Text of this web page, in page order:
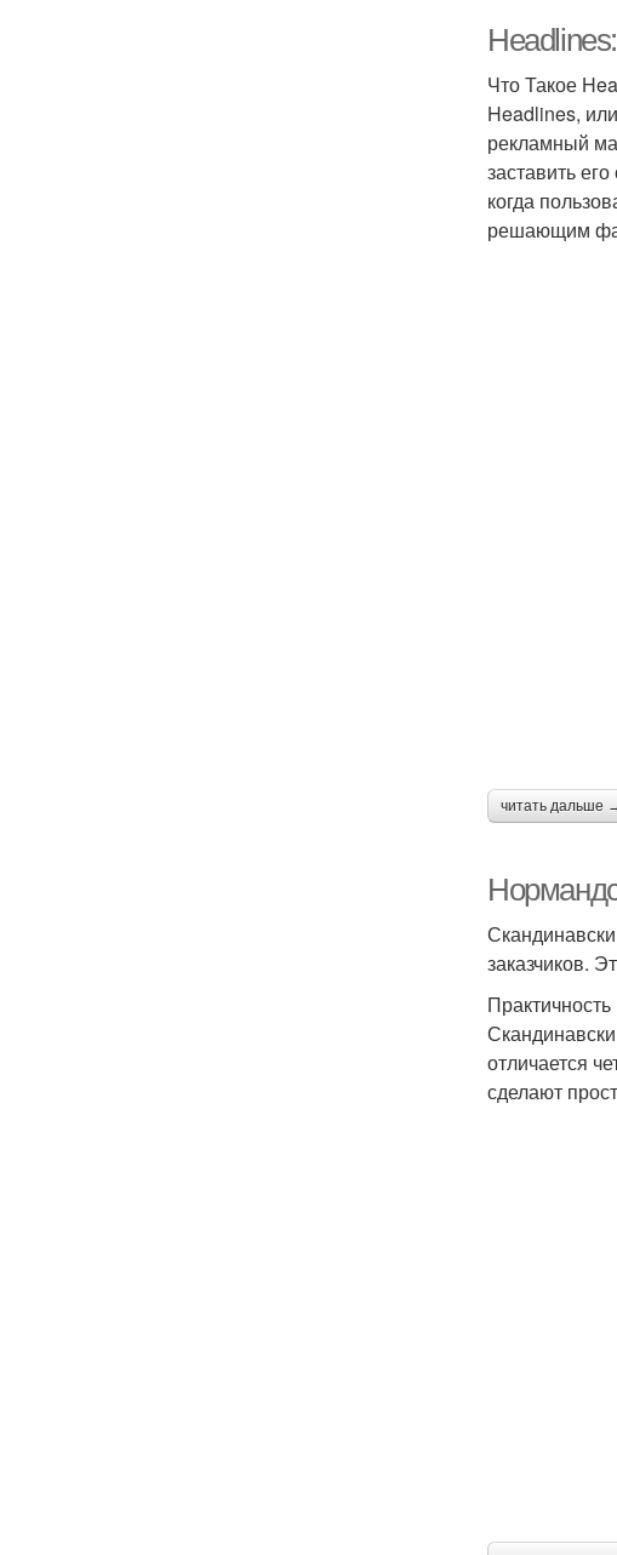
Headlines:
Что Такое
Headlines,
рекламный
заставить
когда
решающим
читать дальше
заказчиков.
отличается
сделают